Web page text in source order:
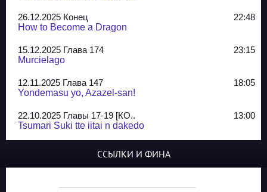
26.12.2025 Конец
22:48
How to Become a Dragon
15.12.2025 Глава 174
23:15
Murcielago
12.11.2025 Глава 147
18:05
Yondemasu yo, Azazel-san!
22.10.2025 Главы 17-19 [КО..
13:00
Tsumari Suki tte iitai n dakedo
ССЫЛКИ И ФИНА